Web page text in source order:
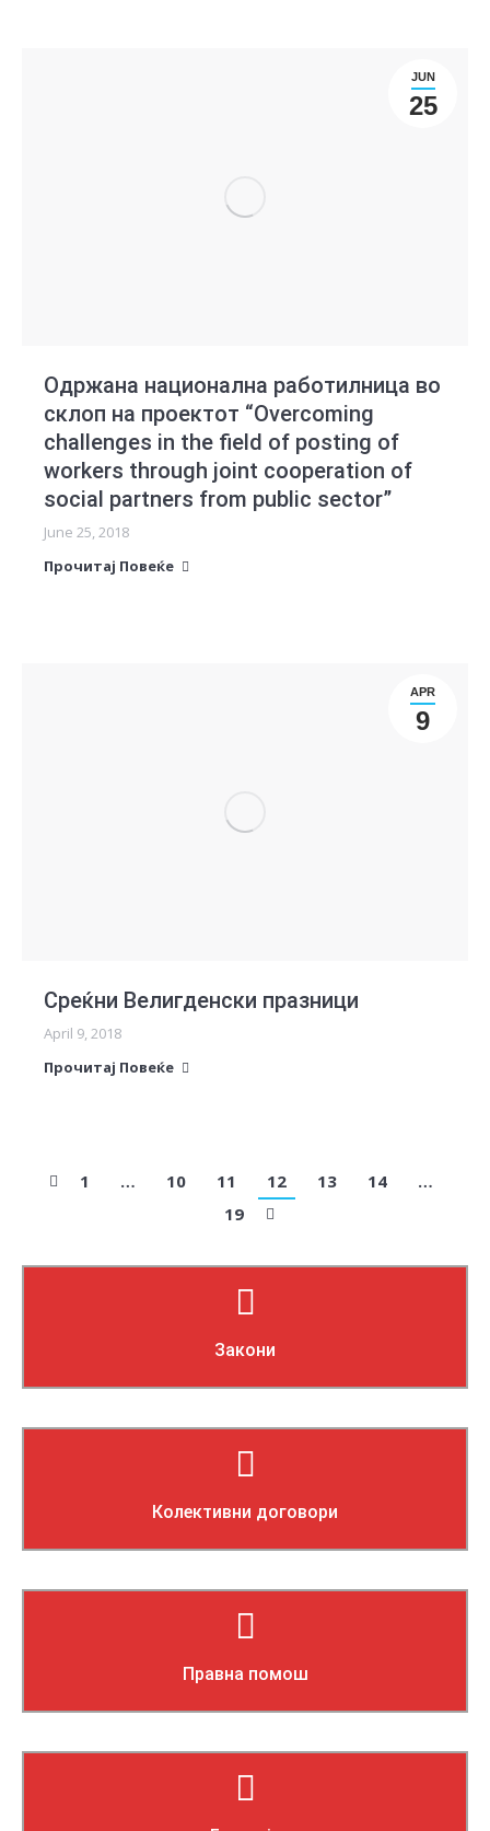
JUN
25
Одржана национална работилница во
склоп на проектот “Overcoming
challenges in the field of posting of
workers through joint cooperation of
social partners from public sector”
June 25, 2018
Прочитај Повеќе
APR
9
Среќни Велигденски празници
April 9, 2018
Прочитај Повеќе
1 … 10 11 12 13 14
…
19
Закони
Прочитај повеќе
Колективни договори
Прочитај повеќе
Правна помош
Прочитај повеќе
Прочитај повеќе